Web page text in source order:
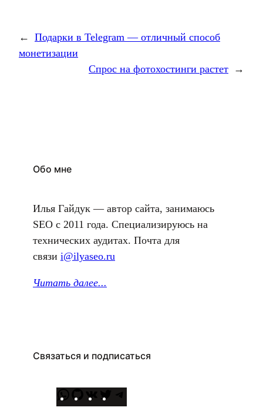
← Подарки в Telegram — отличный способ
монетизации
Спрос на фотохостинги растет →
Обо мне
Илья Гайдук — автор сайта, занимаюсь
SEO с 2011 года. Специализируюсь на
технических аудитах. Почта для
связи i@ilyaseo.ru
Читать далее...
Связаться и подписаться
W G
В
T